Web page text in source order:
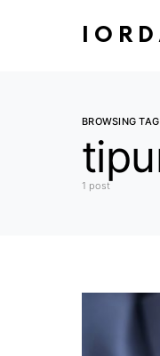
BROWSING TAG
1 post